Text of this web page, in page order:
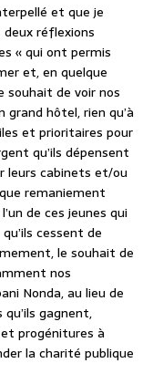
et que je
réflexions
« qui ont permis
et, en quelque
souhait de voir nos
grand hôtel, rien qu’à
et prioritaires pour
qu’ils dépensent
leurs cabinets et/ou
remaniement
de ces jeunes qui
cessent de
le souhait de
nos
Nonda, au lieu de
gagnent,
progénitures à
la charité publique